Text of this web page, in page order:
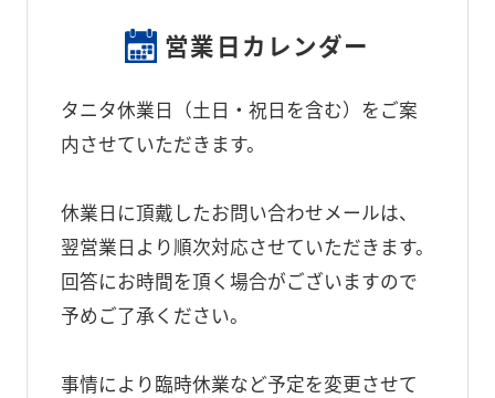
営業日カレンダー
タニタ休業日（土日・祝日を含む）をご案
内させていただきます。
休業日に頂戴したお問い合わせメールは、
翌営業日より順次対応させていただきます。
回答にお時間を頂く場合がございますので
予めご了承ください。
事情により臨時休業など予定を変更させて